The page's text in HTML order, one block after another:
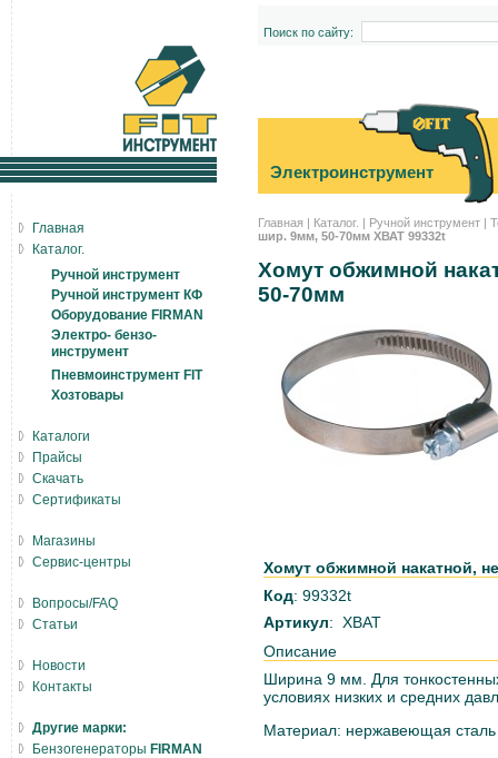
Поиск по сайту:
Электроинструмент
Главная | Каталог. | Ручной инструмент |
шир. 9мм, 50-70мм ХВАТ 99332t
Хомут обжимной
50-70мм
Хомут обжимной накатной,
Код: 99332t
Артикул: ХВАТ
Описание
Ширина 9 мм. Для
условиях низких и средних
Материал: нержавеющая сталь
Главная
Каталог.
Ручной инструмент
Ручной инструмент КФ
Оборудование FIRMAN
Электро- бензо-
инструмент
Пневмоинструмент FIT
Хозтовары
Каталоги
Прайсы
Скачать
Сертификаты
Магазины
Сервис-центры
Вопросы/FAQ
Статьи
Новости
Контакты
Другие марки:
Бензогенераторы FIRMAN